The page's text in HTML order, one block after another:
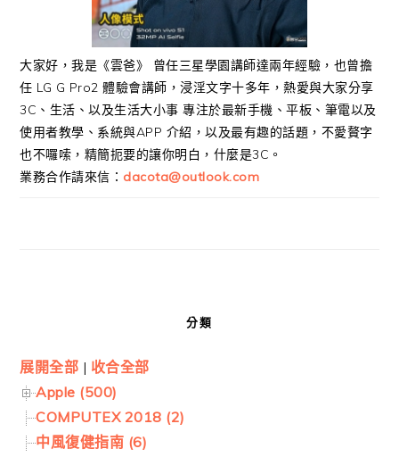
大家好，我是《雲爸》 曾任三星學園講師達兩年經驗，也曾擔
任 LG G Pro2 體驗會講師，浸淫文字十多年，熱愛與大家分享
3C、生活、以及生活大小事 專注於最新手機、平板、筆電以及
使用者教學、系統與APP 介紹，以及最有趣的話題，不愛贅字
也不囉嗦，精簡扼要的讓你明白，什麼是3C。
業務合作請來信： dacota@outlook.com
分類
展開全部 | 收合全部
Apple (500)
COMPUTEX 2018 (2)
中風復健指南 (6)